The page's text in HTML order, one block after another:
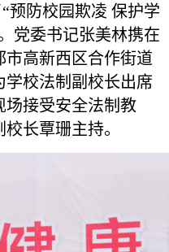
防校园欺凌 保护学
党委书记张美林携在
高新西区合作街道
校法制副校长出席
场接受安全法制教
长覃珊主持。